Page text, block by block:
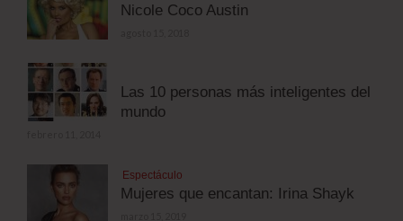
Nicole Coco Austin
Las 10 personas más inteligentes del
mundo
Espectáculo
Mujeres que encantan: Irina Shayk